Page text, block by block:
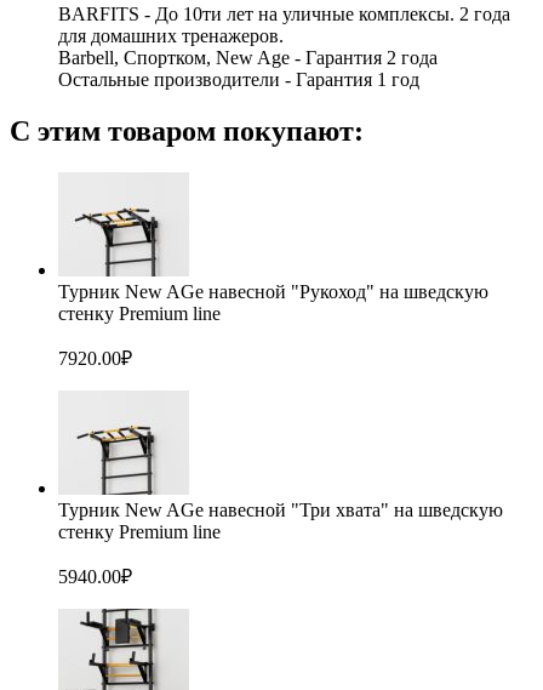
BARFITS - До 10ти лет на уличные комплексы. 2 года
для домашних тренажеров.
Barbell, Спортком, New Age - Гарантия 2 года
Остальные производители - Гарантия 1 год
С этим товаром покупают:
Турник New AGe навесной "Рукоход" на шведскую
стенку Premium line
7920.00₽
Турник New AGe навесной "Три хвата" на шведскую
стенку Premium line
5940.00₽